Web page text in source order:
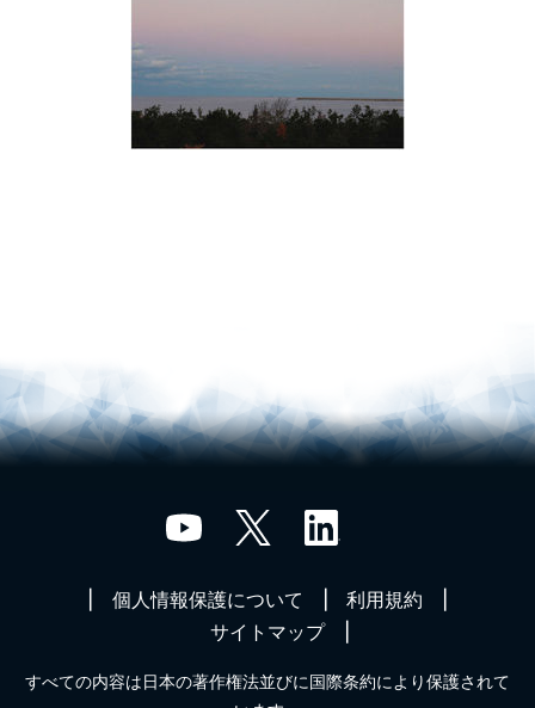
個人情報保護について
利用規約
サイトマップ
すべての内容は日本の著作権法並びに国際条約により保護されて